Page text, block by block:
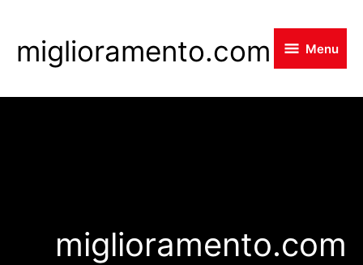
to
content
miglioramento.com Menu
miglioramento.com